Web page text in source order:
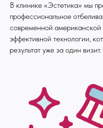
В клинике «Эстетика» мы
профессиональное
современной
эффективной технологии,
результат уже за один визит.